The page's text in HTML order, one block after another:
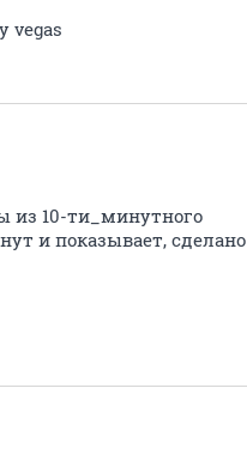
vegas
из 10-ти_минутного
и показывает, сделано